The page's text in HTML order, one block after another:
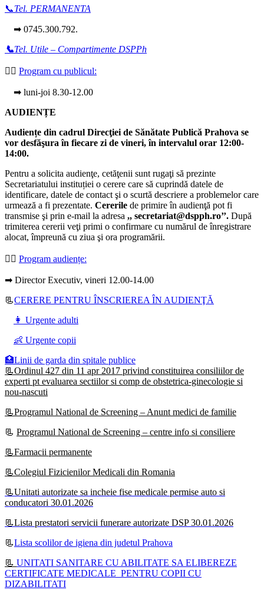
📞Tel. PERMANENTA
➡ 0745.300.792.
📞Tel. Utile – Compartimente DSPPh
👩‍⚕️ Program cu publicul:
➡ luni-joi 8.30-12.00
AUDIENȚE
Audiențe din cadrul Direcţiei de Sănătate Publică Prahova se
vor desfăşura în fiecare zi de vineri, în intervalul orar 12:00-
14:00.
Pentru a solicita audienţe, cetăţenii sunt rugaţi să prezinte
Secretariatului instituției o cerere care să cuprindă datele de
identificare, datele de contact şi o scurtă descriere a problemelor care
urmează a fi prezentate. Cererile de primire în audienţă pot fi
transmise şi prin e-mail la adresa ,, secretariat@dspph.ro’’. După
trimiterea cererii veţi primi o confirmare cu numărul de înregistrare
alocat, împreună cu ziua şi ora programării.
👩‍⚕️ Program audiențe:
➡ Director Executiv, vineri 12.00-14.00
📃CERERE PENTRU ÎNSCRIEREA ÎN AUDIENŢĂ
👩 Urgente adulti
👶 Urgente copii
🏥Linii de garda din spitale publice
📃Ordinul 427 din 11 apr 2017 privind constituirea consiliilor de
experti pt evaluarea sectiilor si comp de obstetrica-ginecologie si
nou-nascuti
📃Programul National de Screening – Anunt medici de familie
📃 Programul National de Screening – centre info si consiliere
📃Farmacii permanente
📃Colegiul Fizicienilor Medicali din Romania
📃Unitati autorizate sa incheie fise medicale permise auto si
conducatori 30.01.2026
📃Lista prestatori servicii funerare autorizate DSP 30.01.2026
📃Lista scolilor de igiena din judetul Prahova
📃 UNITATI SANITARE CU ABILITATE SA ELIBEREZE
CERTIFICATE MEDICALE PENTRU COPII CU
DIZABILITATI